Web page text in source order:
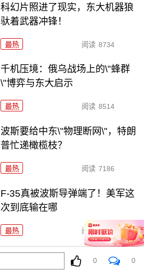
科幻片照进了现实，东大机器狼
驮着武器冲锋！
最热 阅读 8734
千机压境：俄乌战场上的\"蜂群
\"博弈与东大启示
最热 阅读 8514
波斯要给中东\"物理断网\"，特朗
普忙递橄榄枝？
最热 阅读 7186
F-35真被波斯导弹端了！美军这
次到底输在哪
最热 阅读 6998
算了不打了？特朗普这脚刹车，
把全世界都晃吐了
0 0